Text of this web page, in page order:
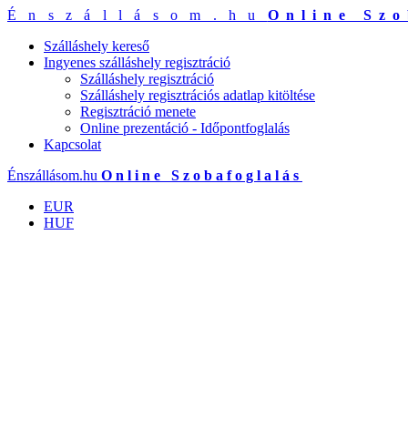
Énszállásom.hu Online
Szálláshely kereső
Ingyenes szálláshely regisztráció
Szálláshely regisztráció
Szálláshely regisztrációs adatlap kitöltése
Regisztráció menete
Online prezentáció - Időpontfoglalás
Kapcsolat
Énszállásom.hu Online Szobafoglalás
EUR
HUF